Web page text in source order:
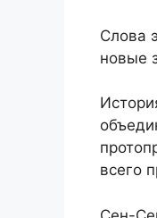
Слова
новые
всего